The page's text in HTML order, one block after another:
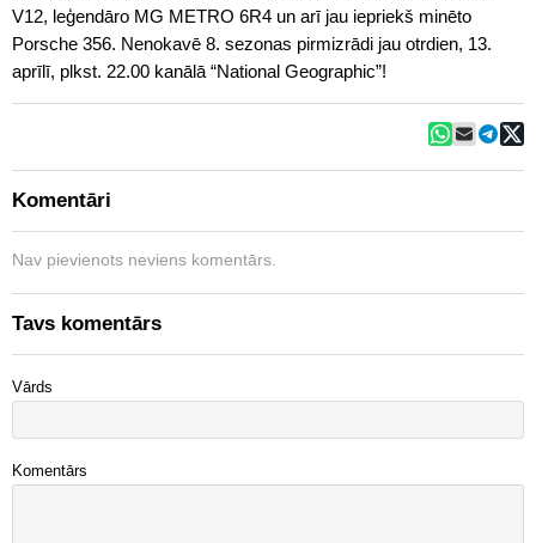
V12, leģendāro MG METRO 6R4 un arī jau iepriekš minēto
Porsche 356. Nenokavē 8. sezonas pirmizrādi jau otrdien, 13.
aprīlī, plkst. 22.00 kanālā “National Geographic”!
Komentāri
Nav pievienots neviens komentārs.
Tavs komentārs
Vārds
Komentārs